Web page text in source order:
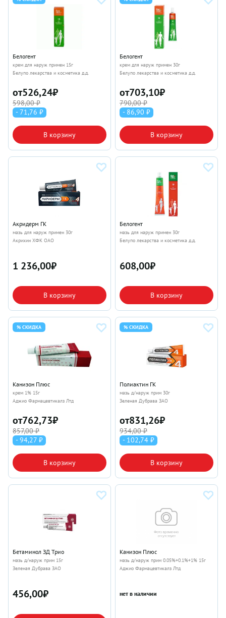
Белогент
крем для наруж примен 15г
Белупо лекарства и косметика д.д.
от526,24₽
598,00 ₽
- 71,76 ₽
В корзину
Белогент
крем для наруж примен 30г
Белупо лекарства и косметика д.д.
от703,10₽
790,00 ₽
- 86,90 ₽
В корзину
Акридерм ГК
мазь для наруж примен 30г
Акрихин ХФК ОАО
1 236,00₽
В корзину
Белогент
мазь для наруж примен 30г
Белупо лекарства и косметика д.д.
608,00₽
В корзину
% СКИДКА
Канизон Плюс
крем 1% 15г
Аджио Фармацевтикалз Лтд
от762,73₽
857,00 ₽
- 94,27 ₽
В корзину
% СКИДКА
Полиактин ГК
мазь д/наруж прим 30г
Зеленая Дубрава ЗАО
от831,26₽
934,00 ₽
- 102,74 ₽
В корзину
Бетаминол ЗД Трио
мазь д/наруж прим 15г
Зеленая Дубрава ЗАО
456,00₽
Канизон Плюс
мазь д/наруж прим 0.05%+0.1%+1% 15г
Аджио Фармацевтикалз Лтд
нет в наличии